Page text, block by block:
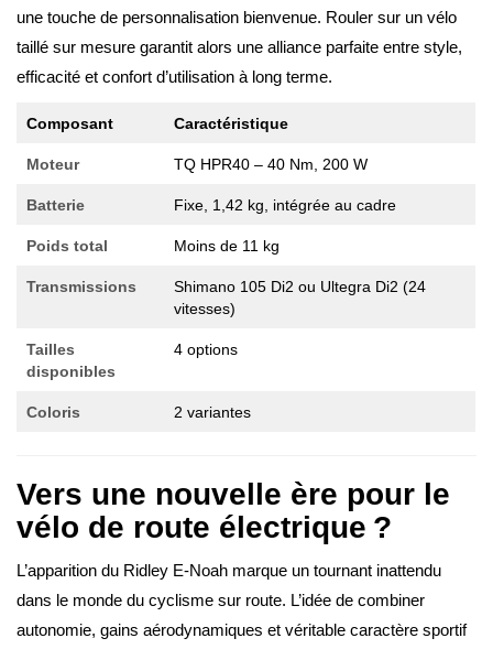
une touche de personnalisation bienvenue. Rouler sur un vélo
taillé sur mesure garantit alors une alliance parfaite entre style,
efficacité et confort d’utilisation à long terme.
Composant Caractéristique
Moteur TQ HPR40 – 40 Nm, 200 W
Batterie Fixe, 1,42 kg, intégrée au cadre
Poids total Moins de 11 kg
Transmissions
Shimano 105 Di2 ou Ultegra Di2 (24
vitesses)
Tailles
disponibles
4 options
Coloris 2 variantes
Vers une nouvelle ère pour le
vélo de route électrique ?
L’apparition du Ridley E-Noah marque un tournant inattendu
dans le monde du cyclisme sur route. L’idée de combiner
autonomie, gains aérodynamiques et véritable caractère sportif